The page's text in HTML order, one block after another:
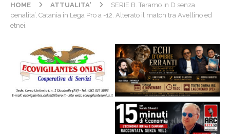
HOME ATTUALITA'
SERIE B. Teramo in D senza
penalita’, Catania in Lega Pro a -12. Alterato il match tra Avellino ed
etnei.